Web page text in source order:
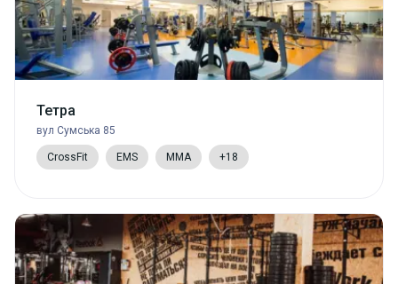
Тетра
вул Сумська 85
CrossFit EMS MMA +18